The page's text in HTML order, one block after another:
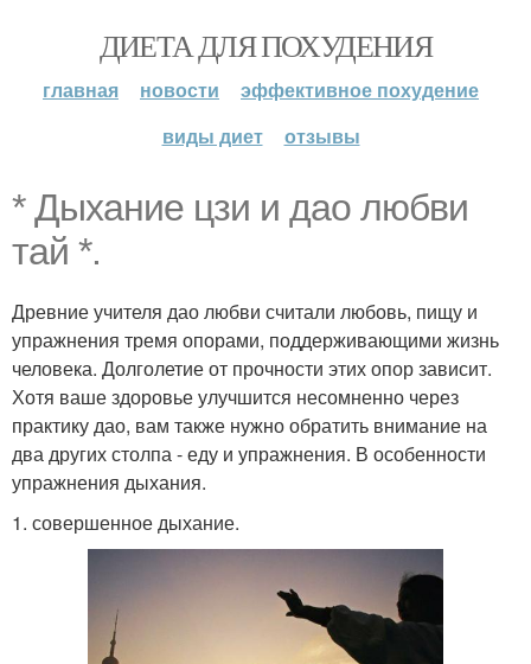
ДИЕТА ДЛЯ ПОХУДЕНИЯ
главная новости
эффективное похудение
виды диет
отзывы
* Дыхание цзи и дао любви
тай *.
Древние учителя дао любви считали любовь, пищу и
упражнения тремя опорами, поддерживающими жизнь
человека. Долголетие от прочности этих опор зависит.
Хотя ваше здоровье улучшится несомненно через
практику дао, вам также нужно обратить внимание на
два других столпа - еду и упражнения. В особенности
упражнения дыхания.
1. совершенное дыхание.